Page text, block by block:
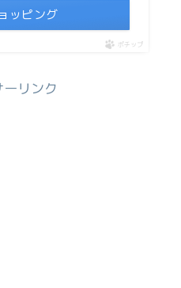
ッピング
ポチップ
リンク